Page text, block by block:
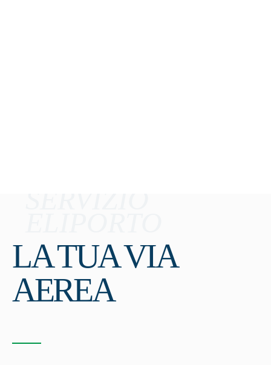
LA TUA VIA
AEREA